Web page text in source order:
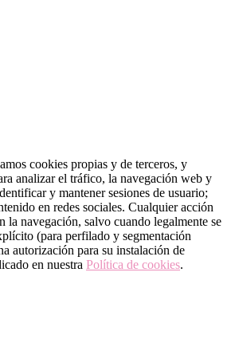
cookies propias y de terceros, y
analizar el tráfico, la navegación web y
y mantener sesiones de usuario;
en redes sociales. Cualquier acción
la navegación, salvo cuando legalmente se
(para perfilado y segmentación
autorización para su instalación de
en nuestra Política de cookies.